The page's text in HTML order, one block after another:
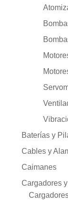
Baterías y
Cables y
Caimanes
Cargadores